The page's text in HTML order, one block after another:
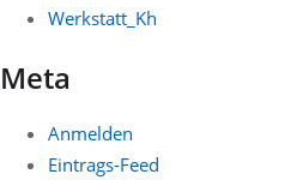
Werkstatt_Kh
Meta
Anmelden
Eintrags-Feed